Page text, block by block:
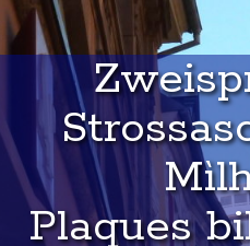
Plaques